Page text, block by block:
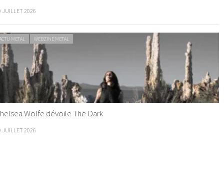
JUILLET 2026
METAL WEBZINE METAL
Wolfe dévoile The Dark
JUILLET 2026